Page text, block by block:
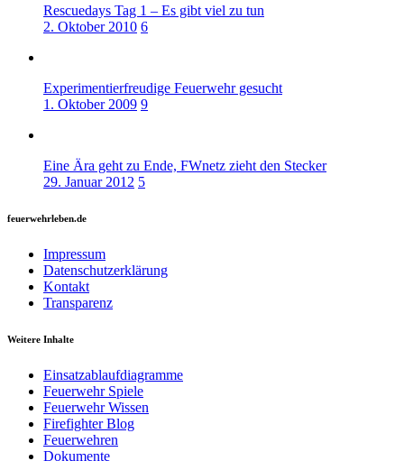
Rescuedays Tag 1 – Es gibt viel zu tun
2. Oktober 2010 6
Experimentierfreudige Feuerwehr gesucht
1. Oktober 2009 9
Eine Ära geht zu Ende, FWnetz zieht den Stecker
29. Januar 2012 5
feuerwehrleben.de
Impressum
Datenschutzerklärung
Kontakt
Transparenz
Weitere Inhalte
Einsatzablaufdiagramme
Feuerwehr Spiele
Feuerwehr Wissen
Firefighter Blog
Feuerwehren
Dokumente